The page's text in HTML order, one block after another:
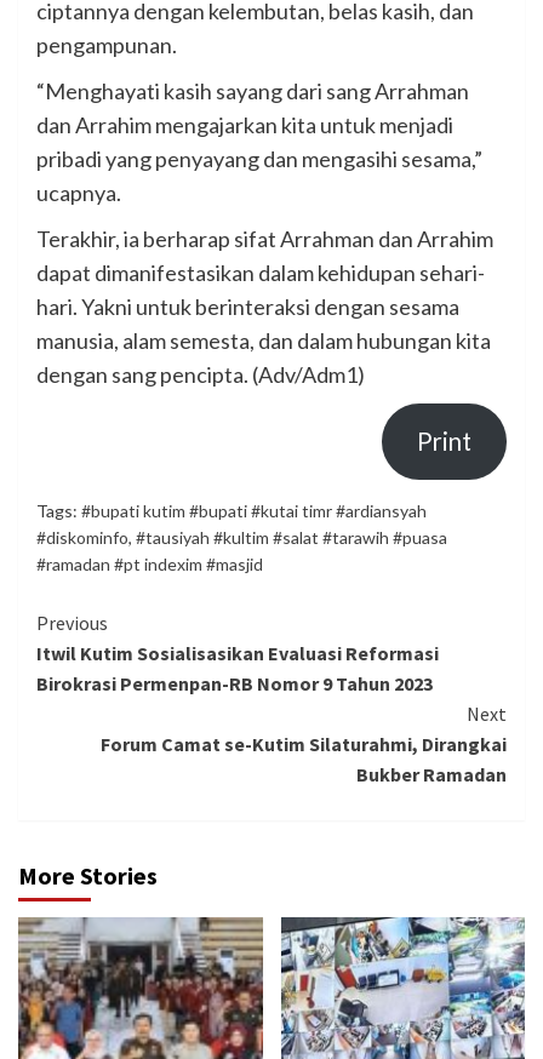
ciptannya dengan kelembutan, belas kasih, dan
pengampunan.
“Menghayati kasih sayang dari sang Arrahman
dan Arrahim mengajarkan kita untuk menjadi
pribadi yang penyayang dan mengasihi sesama,”
ucapnya.
Terakhir, ia berharap sifat Arrahman dan Arrahim
dapat dimanifestasikan dalam kehidupan sehari-
hari. Yakni untuk berinteraksi dengan sesama
manusia, alam semesta, dan dalam hubungan kita
dengan sang pencipta. (Adv/Adm1)
Print
Tags: #bupati kutim #bupati #kutai timr #ardiansyah
#diskominfo, #tausiyah #kultim #salat #tarawih #puasa
#ramadan #pt indexim #masjid
Continue
Reading
Previous
Itwil Kutim Sosialisasikan Evaluasi Reformasi
Birokrasi Permenpan-RB Nomor 9 Tahun 2023
Next
Forum Camat se-Kutim Silaturahmi, Dirangkai
Bukber Ramadan
More Stories